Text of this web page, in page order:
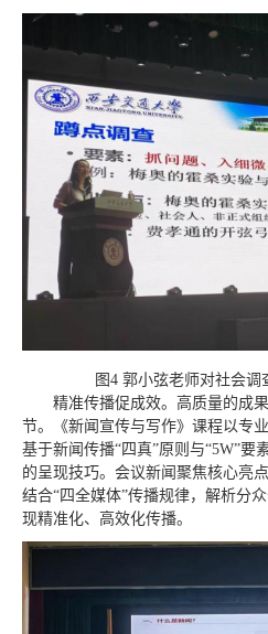
图4 郭小弦老师对社会调
精准传播促成效。高质量的成
节。《新闻宣传与写作》课程以专
基于新闻传播“四真”原则与“5W”要
的呈现技巧。会议新闻聚焦核心亮
结合“四全媒体”传播规律，解析分
现精准化、高效化传播。